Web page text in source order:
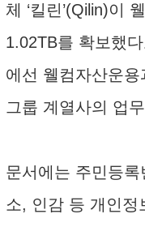
체 ‘킬린’(Qilin)이
1.02TB를 확보했
에선 웰컴자산운
그룹 계열사의 업
문서에는 주민등
소, 인감 등 개인정